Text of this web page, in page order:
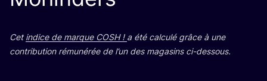
Cetindice de marque COSH! a été cal­cu­lé grâce à une
contri­bu­tion rému­né­rée de l’un des maga­sins ci-dessous.